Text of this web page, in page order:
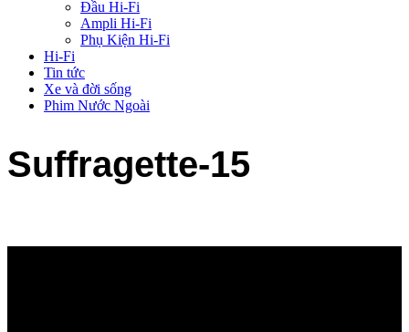
Đầu Hi-Fi
Ampli Hi-Fi
Phụ Kiện Hi-Fi
Hi-Fi
Tin tức
Xe và đời sống
Phim Nước Ngoài
Suffragette-15